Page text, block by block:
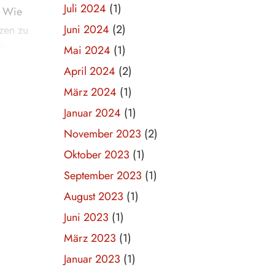
Wie
zu
Juli 2024 (1)
Juni 2024 (2)
Mai 2024 (1)
April 2024 (2)
März 2024 (1)
Januar 2024 (1)
November 2023 (2)
Oktober 2023 (1)
September 2023 (1)
August 2023 (1)
Juni 2023 (1)
März 2023 (1)
Januar 2023 (1)